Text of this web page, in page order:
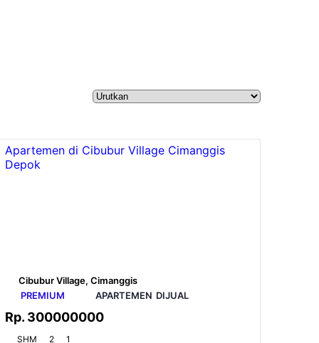
Apartemen di Cibubur Village Cimanggis
Depok
Cibubur Village, Cimanggis
PREMIUM
APARTEMEN DIJUAL
Rp. 300000000
SHM 2
1